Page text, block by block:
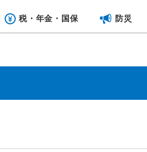
税・年金・ 国保 防災